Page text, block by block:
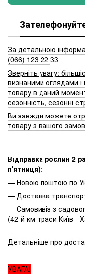
За детальною
(066) 123 22 33
Зверніть увагу:
визнаними оглядами і
товару в даний
сезонність, сезонні
Ви завжди можете
товару з вашого
Відправка рослин 2
п'ятниця):
— Новою поштою по
— Доставка
— Самовивіз з
(42-й км траси Київ -
Детальніше про
УВАГА!